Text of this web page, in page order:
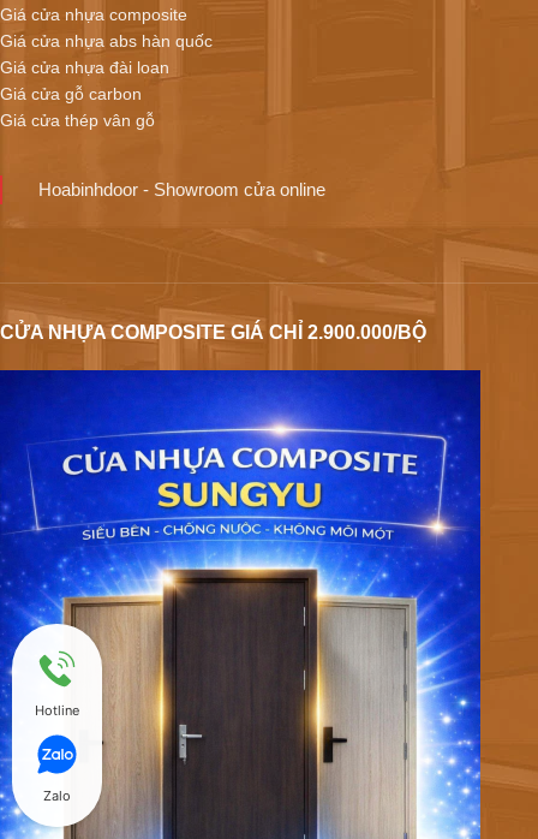
Giá cửa nhựa composite
Giá cửa nhựa abs hàn quốc
Giá cửa nhựa đài loan
Giá cửa gỗ carbon
Giá cửa thép vân gỗ
Hoabinhdoor - Showroom cửa online
CỬA NHỰA COMPOSITE GIÁ CHỈ 2.900.000/BỘ
Hotline
Zalo